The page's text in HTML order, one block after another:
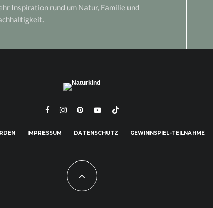
Inspiration rund um Natur, Familie und
IMPRESSUM DATENSCHUTZ GEWINNSPIEL-TEILNAHME